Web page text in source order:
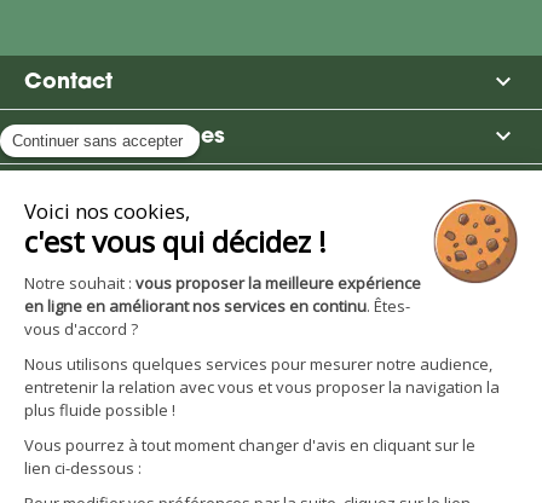
Contact 
Moulin des Moines 
Avantages et services 